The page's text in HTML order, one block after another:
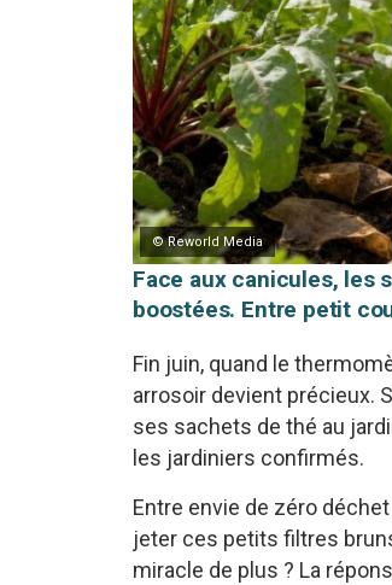
© Reworld Media
Face aux canicules, les
boostées. Entre petit
Fin juin, quand le
arrosoir devient précieux.
ses sachets de thé au
les jardiniers confirmés.
Entre envie de zéro
jeter ces petits filtres
miracle de plus ? La